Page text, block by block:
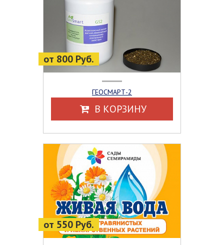
от 800 Руб.
ГЕОСМАРТ-2
В КОРЗИНУ
от 550 Руб.